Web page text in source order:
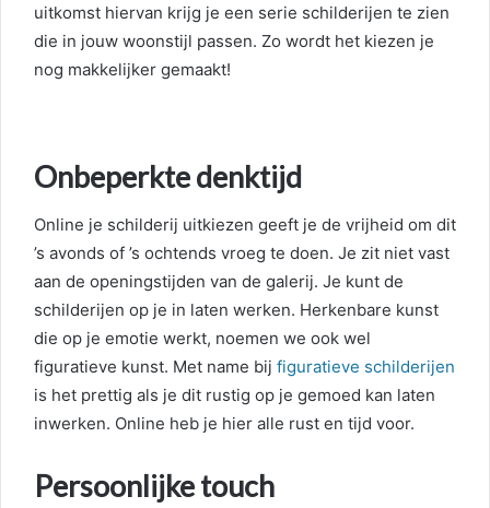
uitkomst hiervan krijg je een serie schilderijen te zien
die in jouw woonstijl passen. Zo wordt het kiezen je
nog makkelijker gemaakt!
Onbeperkte denktijd
Online je schilderij uitkiezen geeft je de vrijheid om dit
’s avonds of ’s ochtends vroeg te doen. Je zit niet vast
aan de openingstijden van de galerij. Je kunt de
schilderijen op je in laten werken. Herkenbare kunst
die op je emotie werkt, noemen we ook wel
figuratieve kunst. Met name bij figuratieve schilderijen
is het prettig als je dit rustig op je gemoed kan laten
inwerken. Online heb je hier alle rust en tijd voor.
Persoonlijke touch